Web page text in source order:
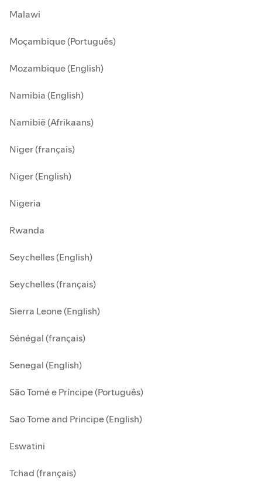
Malawi
Moçambique (Português)
Mozambique (English)
Namibia (English)
Namibië (Afrikaans)
Niger (français)
Niger (English)
Nigeria
Rwanda
Seychelles (English)
Seychelles (français)
Sierra Leone (English)
Sénégal (français)
Senegal (English)
São Tomé e Príncipe (Português)
Sao Tome and Principe (English)
Eswatini
Tchad (français)